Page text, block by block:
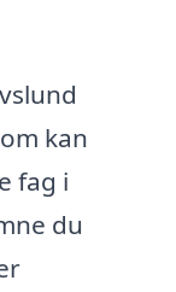
kan
fag i
du